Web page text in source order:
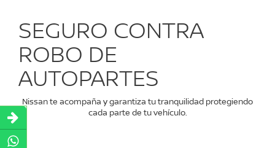
SEGURO CONTRA
ROBO DE
AUTOPARTES
Nissan te acompaña y garantiza tu tranquilidad protegiendo
cada parte de tu vehículo.